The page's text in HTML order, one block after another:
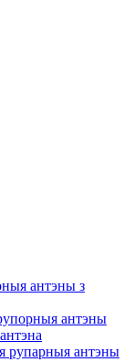
антэны з
антэны
рупарныя антэны